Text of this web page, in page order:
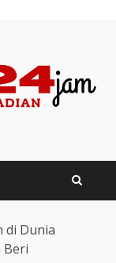
di Dunia
Beri